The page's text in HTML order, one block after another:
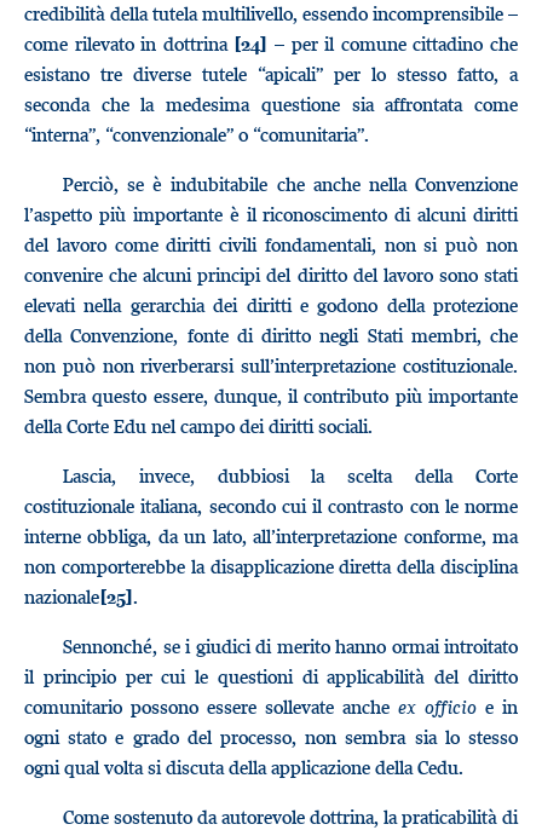
credibilità della tutela multilivello, essendo incomprensibile –
come rilevato in dottrina [24] – per il comune cittadino che
esistano tre diverse tutele “apicali” per lo stesso fatto, a
seconda che la medesima questione sia affrontata come
“interna”, “convenzionale” o “comunitaria”.
Perciò, se è indubitabile che anche nella Convenzione
l’aspetto più importante è il riconoscimento di alcuni diritti
del lavoro come diritti civili fondamentali, non si può non
convenire che alcuni principi del diritto del lavoro sono stati
elevati nella gerarchia dei diritti e godono della protezione
della Convenzione, fonte di diritto negli Stati membri, che
non può non riverberarsi sull’interpretazione costituzionale.
Sembra questo essere, dunque, il contributo più importante
della Corte Edu nel campo dei diritti sociali.
Lascia, invece, dubbiosi la scelta della Corte
costituzionale italiana, secondo cui il contrasto con le norme
interne obbliga, da un lato, all’interpretazione conforme, ma
non comporterebbe la disapplicazione diretta della disciplina
nazionale[25].
Sennonché, se i giudici di merito hanno ormai introitato
il principio per cui le questioni di applicabilità del diritto
comunitario possono essere sollevate anche ex officio e in
ogni stato e grado del processo, non sembra sia lo stesso
ogni qual volta si discuta della applicazione della Cedu.
Come sostenuto da autorevole dottrina, la praticabilità di